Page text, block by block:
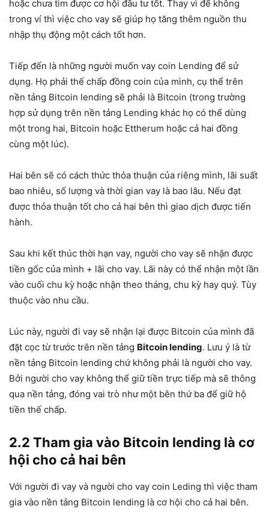
hoặc chưa tìm được cơ hội đầu tư tốt. Thay vì để không
trong ví thì việc cho vay sẽ giúp họ tăng thêm nguồn thu
nhập thụ động một cách tốt hơn.
Tiếp đến là những người muốn vay coin Lending để sử
dụng. Họ phải thế chấp đồng coin của mình, cụ thể trên
nền tảng Bitcoin lending sẽ phải là Bitcoin (trong trường
hợp sử dụng trên nền tảng Lending khác họ có thể dùng
một trong hai, Bitcoin hoặc Ettherum hoặc cả hai đồng
cùng một lúc).
Hai bên sẽ có cách thức thỏa thuận của riêng mình, lãi suất
bao nhiêu, số lượng và thời gian vay là bao lâu. Nếu đạt
được thỏa thuận tốt cho cả hai bên thì giao dịch được tiến
hành.
Sau khi kết thúc thời hạn vay, người cho vay sẽ nhận được
tiền gốc của mình + lãi cho vay. Lãi này có thể nhận một lần
vào cuối chu kỳ hoặc nhận theo tháng, chu kỳ hay quý. Tùy
thuộc vào nhu cầu.
Lúc này, người đi vay sẽ nhận lại được Bitcoin của mình đã
đặt cọc từ trước trên nền tảng Bitcoin lending. Lưu ý là từ
nền tảng Bitcoin lending chứ không phải là người cho vay.
Bởi người cho vay không thể giữ tiền trực tiếp mà sẽ thông
qua nền tảng, đóng vai trò như một bên thứ ba để giữ hộ
tiền thế chấp.
2.2 Tham gia vào Bitcoin lending là cơ
hội cho cả hai bên
Với người đi vay và người cho vay coin Leding thì việc tham
gia vào nền tảng Bitcoin lending là cơ hội cho cả hai bên.